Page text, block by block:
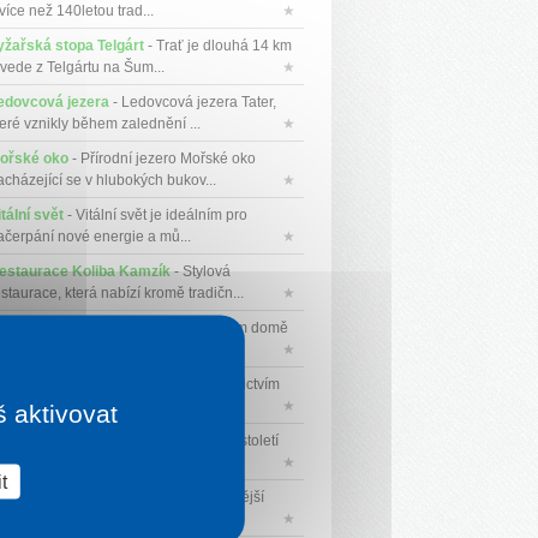
než 140letou trad...
★
stopa Telgárt- Trať je dlouhá 14 km
z Telgártu na Šum...
★
jezera- Ledovcová jezera Tater,
vznikly během zalednění ...
★
oko- Přírodní jezero Mořské oko
se v hlubokých bukov...
★
svět- Vitální svět je ideálním pro
nové energie a mů...
★
Koliba Kamzík- Stylová
která nabízí kromě tradičn...
★
- V památném domě
★
- Galerie prostřednictvím
technológií vytváří n...
★
- Zakopané je od konce 19. století
letním i zimním t...
★
dolina
- Nejnavštěvovanější
★
aktivovat